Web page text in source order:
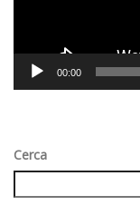
00:00
Cerca